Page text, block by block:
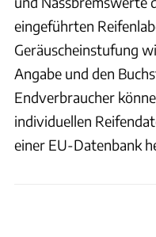
eingeführten
Geräuscheinstufung
Angabe und den
Endverbraucher
individuellen
einer EU-Datenbank